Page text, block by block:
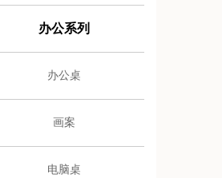
办公系列
办公桌
画案
电脑桌